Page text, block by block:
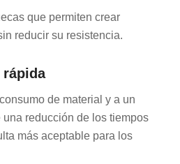
que permiten crear
reducir su resistencia.
rápida
de material y a un
reducción de los tiempos
más aceptable para los